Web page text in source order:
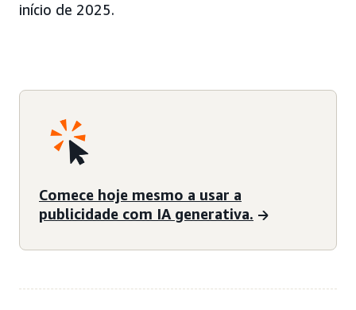
início de 2025.
Comece hoje mesmo a usar a
publicidade com IA generativa.